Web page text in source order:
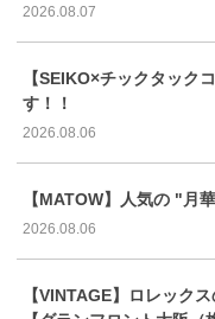
2026.08.07
【SEIKO×チックタック
す！！
2026.08.06
【MATOW】人気の "月
2026.08.06
【VINTAGE】ロレック